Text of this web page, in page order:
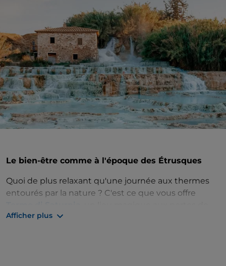
Le bien-être comme à l'époque des Étrusques
Quoi de plus relaxant qu'une journée aux thermes
entourés par la nature ? C'est ce que vous offre
Grosseto. Les propriétés de l'eau thermale qui jaillit
Afficher plus